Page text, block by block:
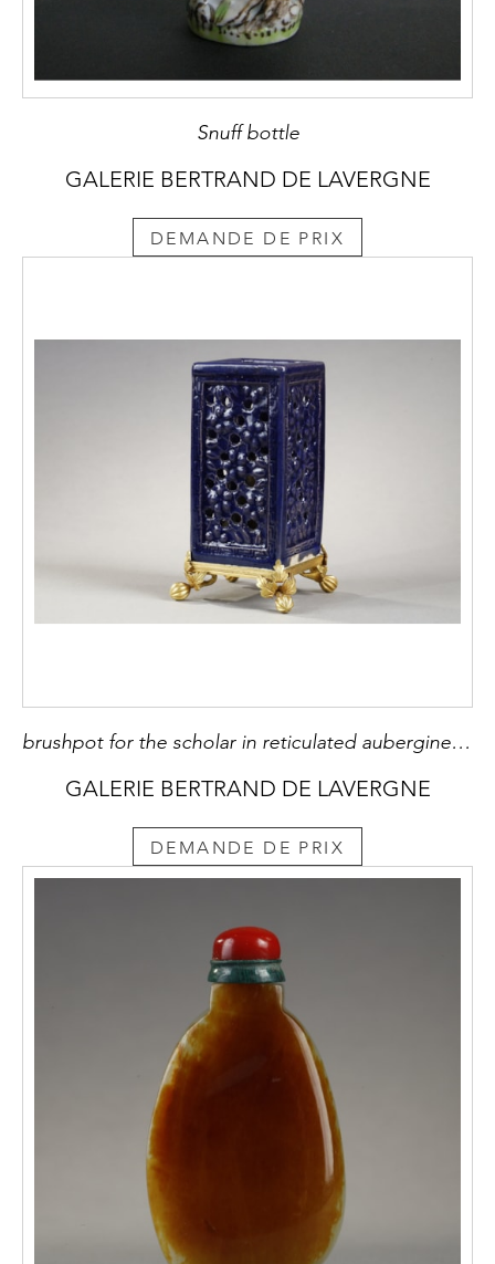
Snuff bottle
GALERIE BERTRAND DE LAVERGNE
DEMANDE DE PRIX
brushpot for the scholar in reticulated aubergine porcelain - Kangxi 1662/1722 Bronze mount 19th century French ware
GALERIE BERTRAND DE LAVERGNE
DEMANDE DE PRIX